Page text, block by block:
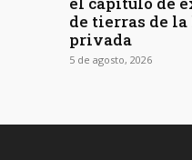
de tierras de
privada
5 de agosto, 2026